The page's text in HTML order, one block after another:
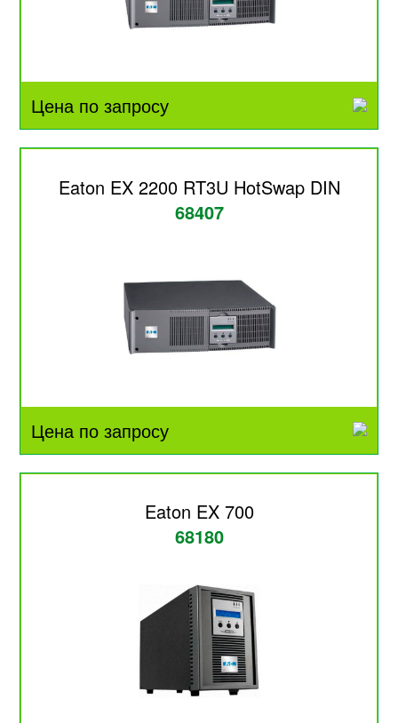
Цена по запросу
Eaton EX 2200 RT3U HotSwap DIN
68407
Цена по запросу
Eaton EX 700
68180